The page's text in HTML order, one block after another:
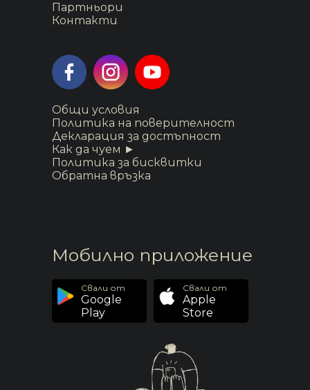
Партньори
Контакти
Общи условия
Политика на поверителност
Декларация за достъпност
Как да чуем ►
Политика за бисквитки
Обратна връзка
Мобилно приложение
Свали от
Google
Play
Свали от
Apple
Store